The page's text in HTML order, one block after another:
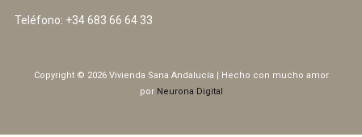
Teléfono: +34 683 66 64 33
Copyright © 2026 Vivienda Sana Andalucía | Hecho con mucho amor
por Neurona Digital